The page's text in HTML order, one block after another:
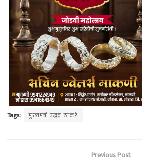
Tags: मुख्यमंत्री उद्धव ठाकरे
Previous Post